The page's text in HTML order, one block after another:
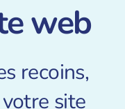
web
recoins,
site